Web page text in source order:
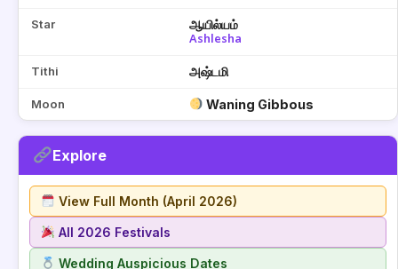
Star ஆயில்யம்
Ashlesha
Tithi அஷ்டமி
Moon Waning Gibbous
Explore
View Full Month (April 2026)
All 2026 Festivals
Wedding Auspicious Dates